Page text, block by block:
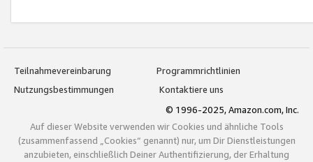
Teilnahmevereinbarung
Programmrichtlinien
Nutzungsbestimmungen
Kontaktiere uns
© 1996-2025, Amazon.com, Inc.
Auf dieser Website verwenden wir Cookies und ähnliche Tools
(zusammenfassend „Cookies“ genannt) nur, um Dir Dienstleistungen
anzubieten, einschließlich Deiner Authentifizierung, der Erhaltung